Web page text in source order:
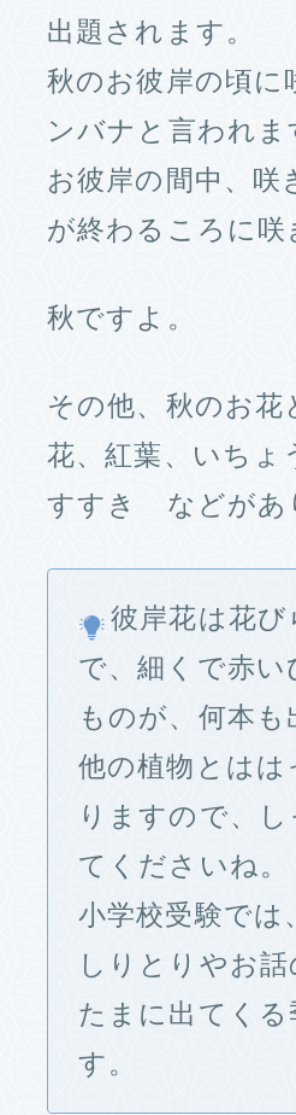
出題されます。
秋のお彼岸の頃に
ンバナと言われま
お彼岸の間中、咲
が終わるころに咲
秋ですよ。
その他、秋のお
花、紅葉、いちょ
すすき などがあ
彼岸花は花び
で、細くで赤
ものが、何本も
他の植物とはは
りますので、し
てくださいね。
小学校受験では
しりとりやお
たまに出てく
す。